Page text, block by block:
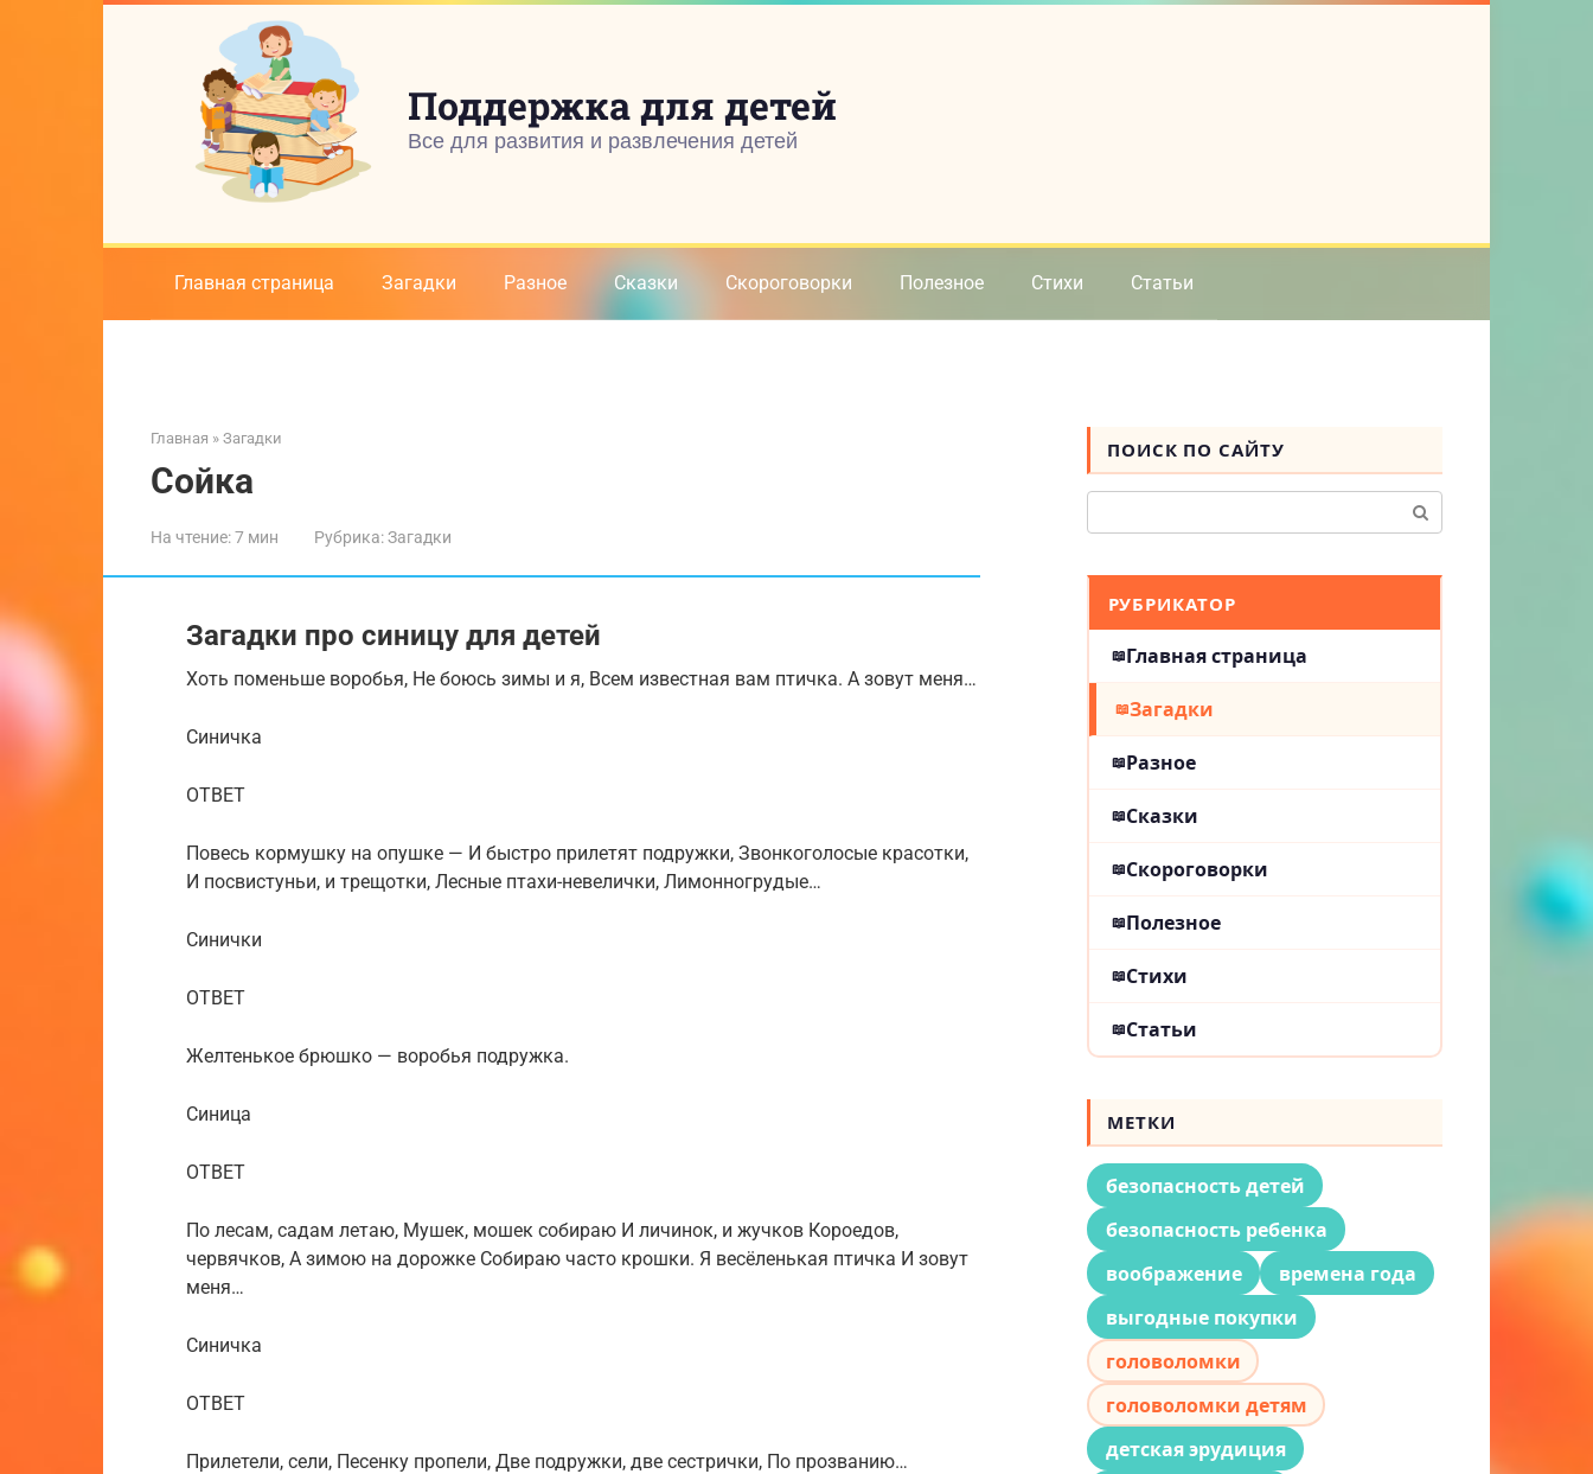
Поддержка для детей
Все для развития и развлечения детей
Главная страница Загадки Разное Сказки Скороговорки Полезное Стихи Статьи
Главная » Загадки
Сойка
На чтение:7 мин Рубрика:Загадки
Загадки про синицу для детей
Хоть поменьше воробья, Не боюсь зимы и я, Всем известная вам птичка. А зовут меня…
Синичка
ОТВЕТ
Повесь кормушку на опушке — И быстро прилетят подружки, Звонкоголосые красотки,
И посвистуньи, и трещотки, Лесные птахи-невелички, Лимонногрудые…
Синички
ОТВЕТ
Желтенькое брюшко — воробья подружка.
Синица
ОТВЕТ
По лесам, садам летаю, Мушек, мошек собираю И личинок, и жучков Короедов,
червячков, А зимою на дорожке Собираю часто крошки. Я весёленькая птичка И зовут
меня…
Синичка
ОТВЕТ
Прилетели, сели, Песенку пропели, Две подружки, две сестрички, По прозванию…
ПОИСК ПО САЙТУ
РУБРИКАТОР
Главная страница
Загадки
Разное
Сказки
Скороговорки
Полезное
Стихи
Статьи
МЕТКИ
безопасность детей
безопасность ребенка
воображение
времена года
выгодные покупки
головоломки
головоломки детям
детская эрудиция